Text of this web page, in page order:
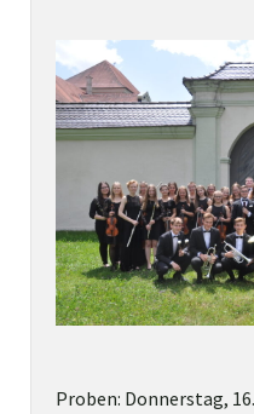
Proben: Donnerstag,